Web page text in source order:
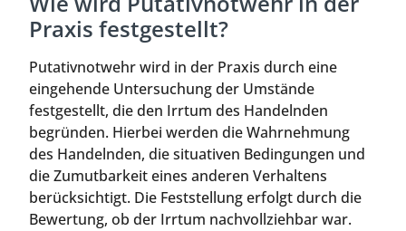
Praxis festgestellt?
Putativnotwehr wird in der Praxis durch eine
eingehende Untersuchung der Umstände
festgestellt, die den Irrtum des Handelnden
begründen. Hierbei werden die Wahrnehmung
des Handelnden, die situativen Bedingungen und
die Zumutbarkeit eines anderen Verhaltens
berücksichtigt. Die Feststellung erfolgt durch die
Bewertung, ob der Irrtum nachvollziehbar war.